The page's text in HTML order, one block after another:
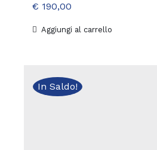
€ 190,00
Aggiungi al carrello
In Saldo!